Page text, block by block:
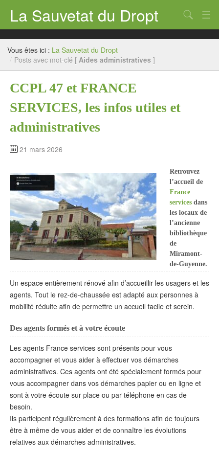
La Sauvetat du Dropt
Accueil
Mairie
Contact
Chercher
Vous êtes ici : La Sauvetat du Dropt
/ Posts avec mot-clé [ Aides administratives ]
CCPL 47 et FRANCE
SERVICES, les infos utiles et
administratives
21 mars 2026
Retrouvez
l’accueil de
France
services dans
les locaux de
l’ancienne
bibliothèque
de
Miramont-
de-Guyenne.
Un espace entièrement rénové afin d’accueillir les usagers et les
agents. Tout le rez-de-chaussée est adapté aux personnes à
mobilité réduite afin de permettre un accueil facile et serein.
Des agents formés et à votre écoute
Les agents France services sont présents pour vous
accompagner et vous aider à effectuer vos démarches
administratives. Ces agents ont été spécialement formés pour
vous accompagner dans vos démarches papier ou en ligne et
sont à votre écoute sur place ou par téléphone en cas de
besoin.
Ils participent régulièrement à des formations afin de toujours
être à même de vous aider et de connaître les évolutions
relatives aux démarches administratives.